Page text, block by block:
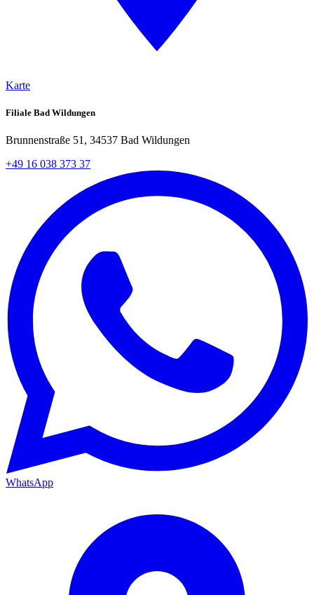
Karte
Filiale Bad Wildungen
Brunnenstraße 51, 34537 Bad Wildungen
+49 16 038 373 37
WhatsApp